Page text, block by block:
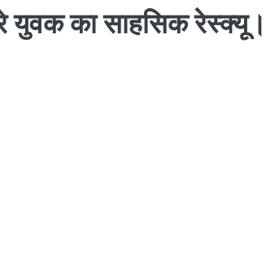
युवक का साहसिक रेस्क्यू।